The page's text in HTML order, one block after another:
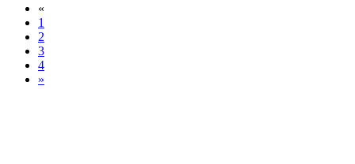
«
1
2
3
4
»